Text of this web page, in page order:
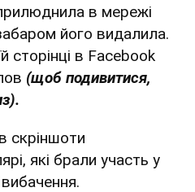
в мережі
його видалила.
сторінці в Facebook
(щоб подивитися,
скріншоти
які брали участь у